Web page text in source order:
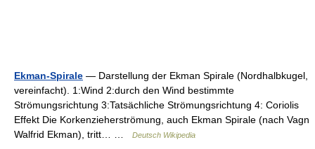
Ekman-Spirale — Darstellung der Ekman Spirale (Nordhalbkugel,
vereinfacht). 1:Wind 2:durch den Wind bestimmte
Strömungsrichtung 3:Tatsächliche Strömungsrichtung 4: Coriolis
Effekt Die Korkenzieherströmung, auch Ekman Spirale (nach Vagn
Walfrid Ekman), tritt… …
Deutsch Wikipedia